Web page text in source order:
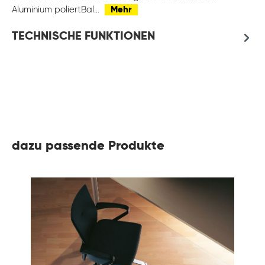
Aluminium poliertBal…
Mehr
TECHNISCHE FUNKTIONEN
dazu passende Produkte